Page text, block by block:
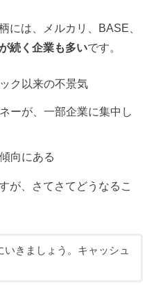
には、メルカリ、BASE、
続く企業も多いです。
ク以来の不景気
ーが、一部企業に集中し
向にある
が、さてさてどうなるこ
いきましょう。キャッシュ